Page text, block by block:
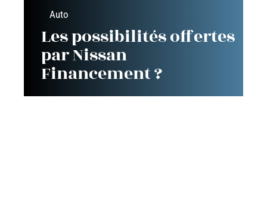
Auto
Les possibilités offertes
par Nissan
Financement ?